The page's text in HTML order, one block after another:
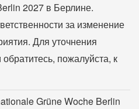
2027 в Берлине.
за изменение
Для уточнения
пожалуйста, к
Grüne Woche Berlin